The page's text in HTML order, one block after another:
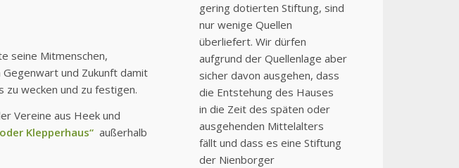
seine Mitmenschen,
und Zukunft damit
wecken und zu festigen.
Vereine aus Heek und
Klepperhaus“außerhalb
gering dotierten Stiftung, sind
nur wenige Quellen
überliefert. Wir dürfen
aufgrund der Quellenlage aber
sicher davon ausgehen, dass
die Entstehung des Hauses
in die Zeit des späten oder
ausgehenden Mittelalters
fällt und dass es eine Stiftung
der Nienborger